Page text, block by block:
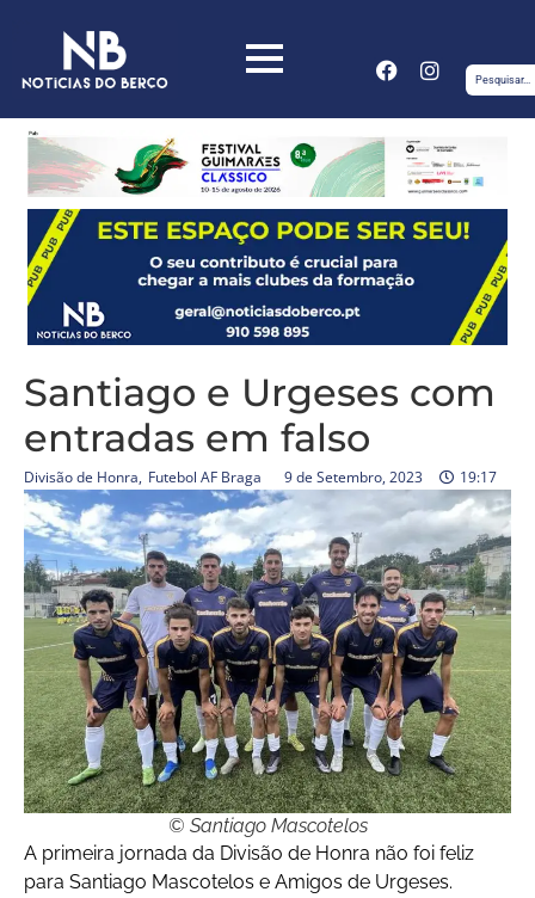
Santiago e Urgeses com
entradas em falso
Divisão de Honra, Futebol AF Braga 9 de Setembro, 2023 19:17
© Santiago Mascotelos
A primeira jornada da Divisão de Honra não foi feliz
para Santiago Mascotelos e Amigos de Urgeses.